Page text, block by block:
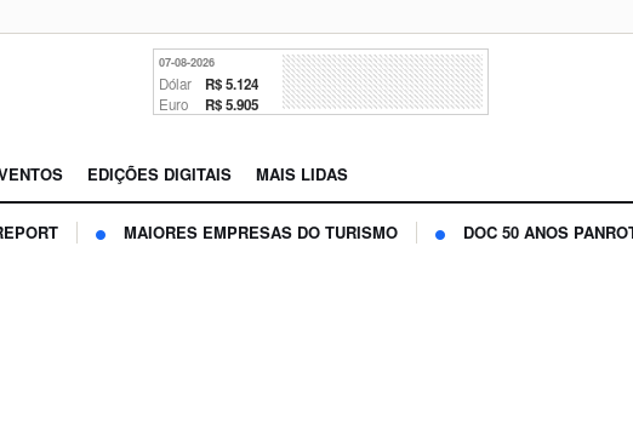
07-08-2026
Dólar R$ 5.124
Euro R$ 5.905
EDIÇÕES DIGITAIS MAIS LIDAS
MAIORES EMPRESAS DO TURISMO DOC 50 ANOS